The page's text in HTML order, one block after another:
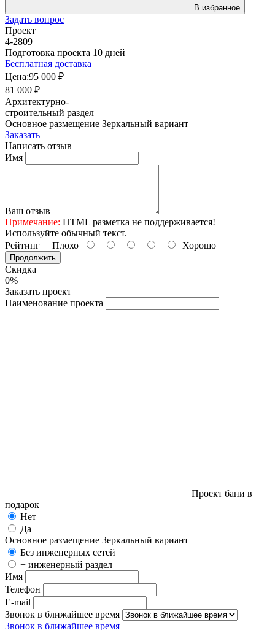
В избранное
Задать вопрос
Проект
4-2809
Подготовка проекта 10 дней
Бесплатная доставка
Цена:95 000 ₽
81 000 ₽
Архитектурно-
строительный раздел
Основное размещение Зеркальный вариант
Заказать
Написать отзыв
Имя
Ваш отзыв
Примечание: HTML разметка не поддерживается!
Используйте обычный текст.
Рейтинг Плохо Хорошо
Продолжить
Скидка
0%
Заказать проект
Наименование проекта
Проект бани в
подарок
Нет
Да
Основное размещение Зеркальный вариант
Без инженерных сетей
+ инженерный раздел
Имя
Телефон
E-mail
Звонок в ближайшее время
Звонок в ближайшее время